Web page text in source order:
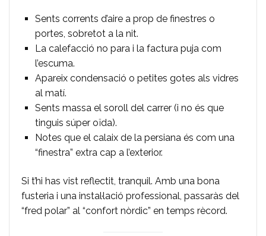
Sents corrents d’aire a prop de finestres o
portes, sobretot a la nit.
La calefacció no para i la factura puja com
l’escuma.
Apareix condensació o petites gotes als vidres
al matí.
Sents massa el soroll del carrer (i no és que
tinguis súper oïda).
Notes que el calaix de la persiana és com una
“finestra” extra cap a l’exterior.
Si t’hi has vist reflectit, tranquil. Amb una bona
fusteria i una instal·lació professional, passaràs del
“fred polar” al “confort nòrdic” en temps rècord.